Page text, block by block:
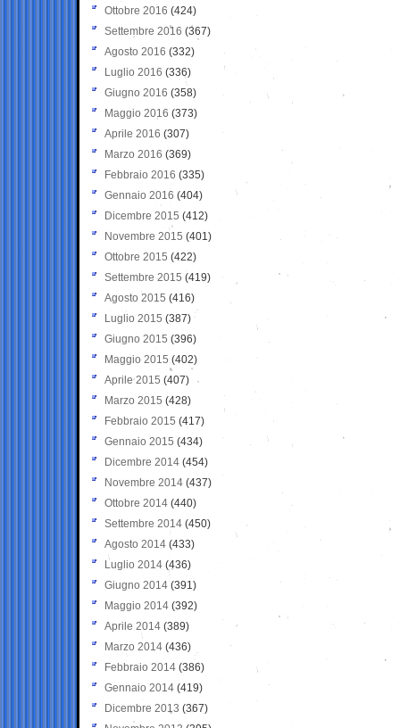
Ottobre 2016 (424)
Settembre 2016 (367)
Agosto 2016 (332)
Luglio 2016 (336)
Giugno 2016 (358)
Maggio 2016 (373)
Aprile 2016 (307)
Marzo 2016 (369)
Febbraio 2016 (335)
Gennaio 2016 (404)
Dicembre 2015 (412)
Novembre 2015 (401)
Ottobre 2015 (422)
Settembre 2015 (419)
Agosto 2015 (416)
Luglio 2015 (387)
Giugno 2015 (396)
Maggio 2015 (402)
Aprile 2015 (407)
Marzo 2015 (428)
Febbraio 2015 (417)
Gennaio 2015 (434)
Dicembre 2014 (454)
Novembre 2014 (437)
Ottobre 2014 (440)
Settembre 2014 (450)
Agosto 2014 (433)
Luglio 2014 (436)
Giugno 2014 (391)
Maggio 2014 (392)
Aprile 2014 (389)
Marzo 2014 (436)
Febbraio 2014 (386)
Gennaio 2014 (419)
Dicembre 2013 (367)